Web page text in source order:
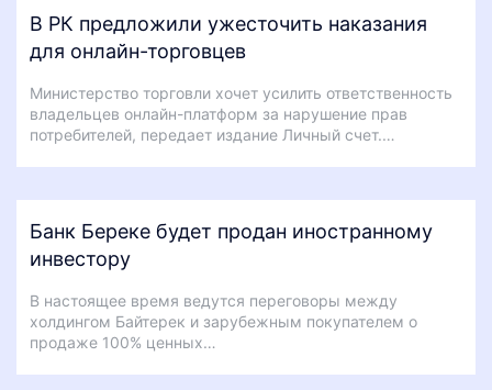
В РК предложили ужесточить наказания
для онлайн-торговцев
Министерство торговли хочет усилить ответственность
владельцев онлайн-платформ за нарушение прав
потребителей, передает издание Личный счет.…
Банк Береке будет продан иностранному
инвестору
В настоящее время ведутся переговоры между
холдингом Байтерек и зарубежным покупателем о
продаже 100% ценных…